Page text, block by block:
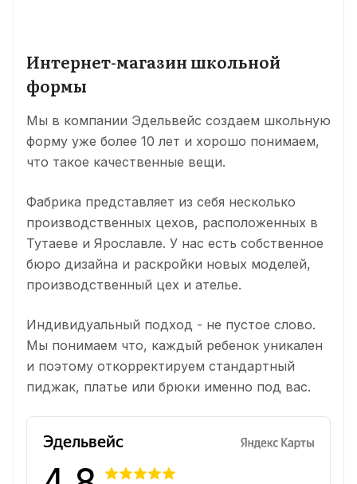
Интернет-магазин школьной
формы
Мы в компании Эдельвейс создаем школьную
форму уже более 10 лет и хорошо понимаем,
что такое качественные вещи.
Фабрика представляет из себя несколько
производственных цехов, расположенных в
Тутаеве и Ярославле. У нас есть собственное
бюро дизайна и раскройки новых моделей,
производственный цех и ателье.
Индивидуальный подход - не пустое слово.
Мы понимаем что, каждый ребенок уникален
и поэтому откорректируем стандартный
пиджак, платье или брюки именно под вас.